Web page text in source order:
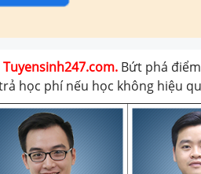
Bứt phá
học phí nếu học không hiệu